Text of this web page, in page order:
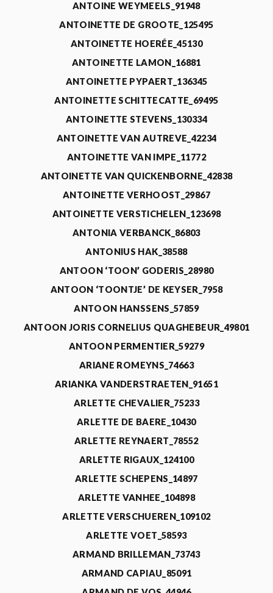
ANTOINE WEYMEELS_91948
ANTOINETTE DE GROOTE_125495
ANTOINETTE HOERÉE_45130
ANTOINETTE LAMON_16881
ANTOINETTE PYPAERT_136345
ANTOINETTE SCHITTECATTE_69495
ANTOINETTE STEVENS_130334
ANTOINETTE VAN AUTREVE_42234
ANTOINETTE VAN IMPE_11772
ANTOINETTE VAN QUICKENBORNE_42838
ANTOINETTE VERHOOST_29867
ANTOINETTE VERSTICHELEN_123698
ANTONIA VERBANCK_86803
ANTONIUS HAK_38588
ANTOON ‘TOON’ GODERIS_28980
ANTOON ‘TOONTJE’ DE KEYSER_7958
ANTOON HANSSENS_57859
ANTOON JORIS CORNELIUS QUAGHEBEUR_49801
ANTOON PERMENTIER_59279
ARIANE ROMEYNS_74663
ARIANKA VANDERSTRAETEN_91651
ARLETTE CHEVALIER_75233
ARLETTE DE BAERE_10430
ARLETTE REYNAERT_78552
ARLETTE RIGAUX_124100
ARLETTE SCHEPENS_14897
ARLETTE VANHEE_104898
ARLETTE VERSCHUEREN_109102
ARLETTE VOET_58593
ARMAND BRILLEMAN_73743
ARMAND CAPIAU_85091